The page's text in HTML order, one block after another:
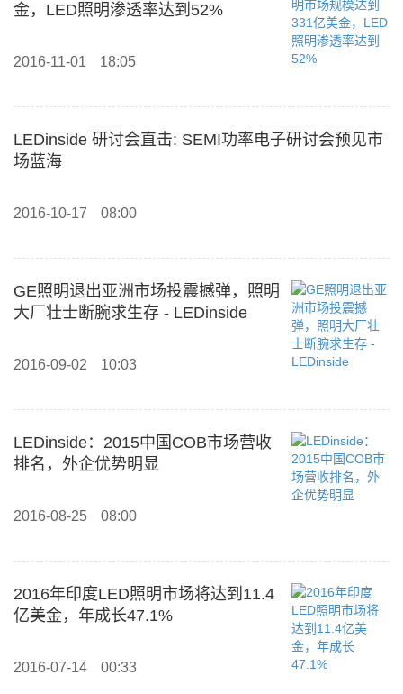
金，LED照明渗透率达到52%
2016-11-01 18:05
LEDinside 研讨会直击: SEMI功率电子研讨会预见市
场蓝海
2016-10-17 08:00
GE照明退出亚洲市场投震撼弹，照明
大厂壮士断腕求生存 - LEDinside
2016-09-02 10:03
LEDinside：2015中国COB市场营收
排名，外企优势明显
2016-08-25 08:00
2016年印度LED照明市场将达到11.4
亿美金，年成长47.1%
2016-07-14 00:33